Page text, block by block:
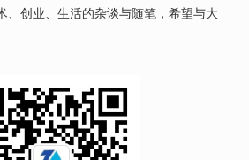
、创业、生活的杂谈与随笔，希望与大